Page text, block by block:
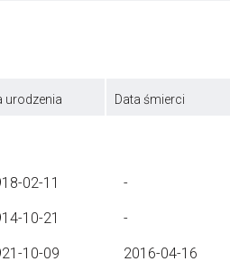
urodzenia Data śmierci
02-11 -
10-21 -
10-09 2016-04-16